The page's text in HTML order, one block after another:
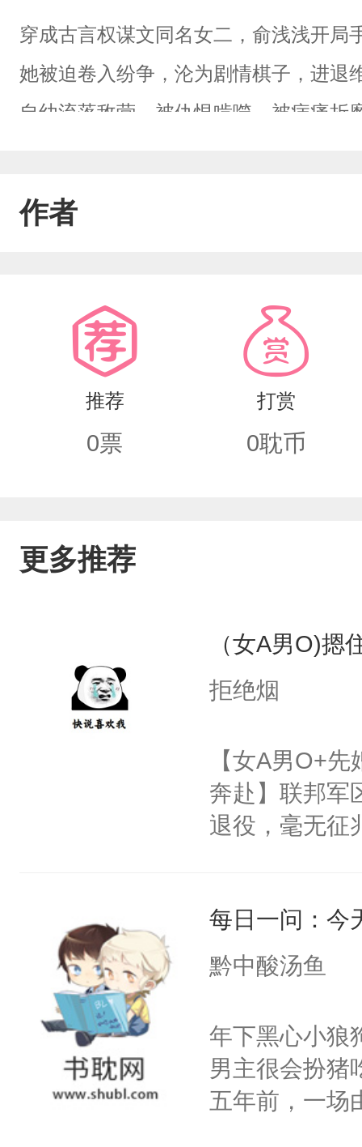
穿成古言权谋文同名女二，俞浅浅开局
她被迫卷入纷争，沦为剧情棋子，进退
自幼流落敌营，被仇恨啃噬，被病痛
柔奔赴，以微光暖透他荒芜半生。疯
她打破剧情枷锁，改写两人宿命！
作者
推荐
0票
打赏
0耽币
更多推荐
（女A男O)摁
拒绝烟
【女A男O+
奔赴】联邦军
退役，毫无征
要Omega？
桌）没门儿
烂衫。一早被
惶惶哭个不停
的那个Alpha
到了一股异样
每日一问：今
黔中酸汤鱼
年下黑心小狼
男主很会扮猪
五年前，一场